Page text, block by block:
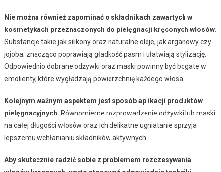
Nie można również zapominać o składnikach zawartych w
kosmetykach przeznaczonych do pielęgnacji kręconych włosów.
Substancje takie jak silikony oraz naturalne oleje, jak arganowy czy
jojoba, znacząco poprawiają gładkość pasm i ułatwiają stylizację.
Odpowiednio dobrane odżywki oraz maski powinny być bogate w
emolienty, które wygładzają powierzchnię każdego włosa.
Kolejnym ważnym aspektem jest sposób aplikacji produktów
pielęgnacyjnych. Równomierne rozprowadzenie odżywki lub maski
na całej długości włosów oraz ich delikatne ugniatanie sprzyja
lepszemu wchłanianiu składników aktywnych.
Aby skutecznie radzić sobie z problemem rozczesywania